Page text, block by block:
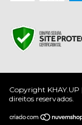
Copyright KHAY.UP
direitos reservados.